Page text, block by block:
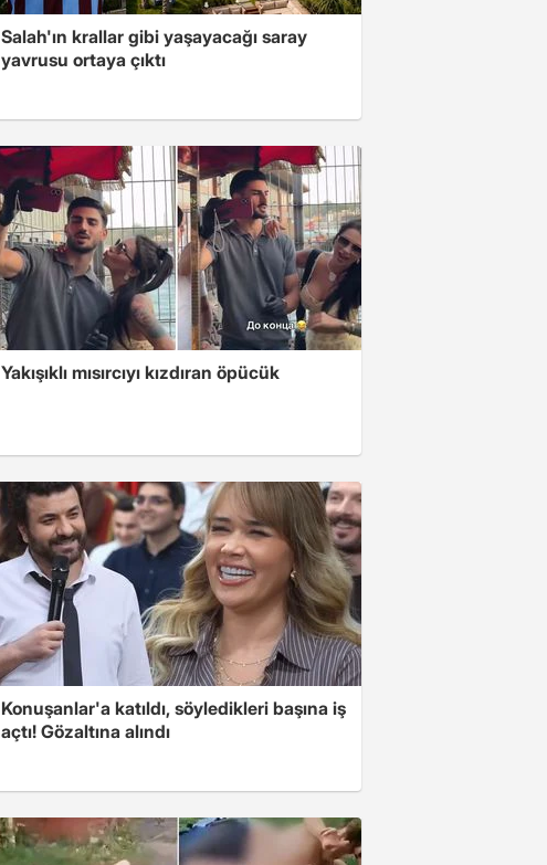
Salah'ın krallar gibi yaşayacağı saray
yavrusu ortaya çıktı
Yakışıklı mısırcıyı kızdıran öpücük
Konuşanlar'a katıldı, söyledikleri başına iş
açtı! Gözaltına alındı